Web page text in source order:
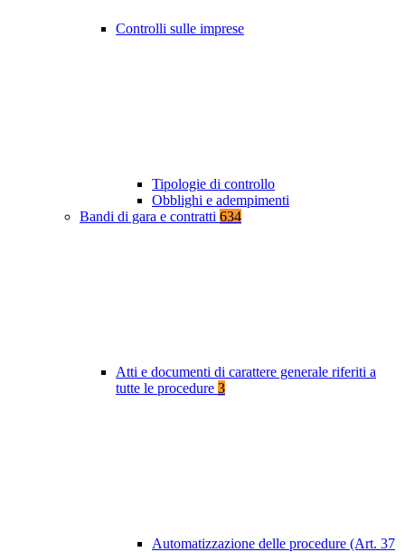
Controlli sulle imprese
Tipologie di controllo
Obblighi e adempimenti
Bandi di gara e contratti 634
Atti e documenti di carattere generale riferiti a
tutte le procedure 3
Automatizzazione delle procedure (Art. 37